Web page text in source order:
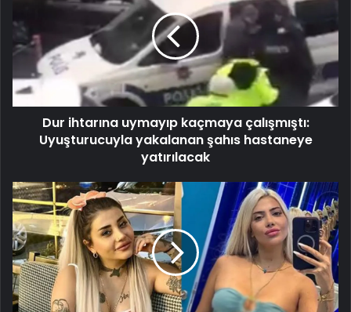
uymayıp
kaçmaya
çalışmıştı:
Uyuşturucuyla
yakalanan
şahıs
hastaneye
yatırılacakDur ihtarına uymayıp kaçmaya çalışmıştı:
Uyuşturucuyla yakalanan şahıs hastaneye
yatırılacak
TikTok
fenomeni
kadınların
erkek
kavgası:
Canlı
yayında
o